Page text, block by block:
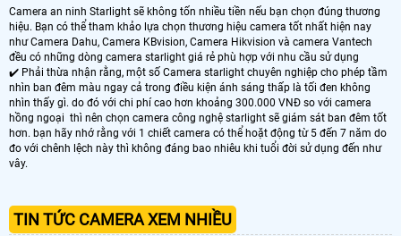
Camera an ninh Starlight sẽ không tốn nhiều tiền nếu bạn chọn đúng thương
hiệu. Bạn có thể tham khảo lựa chọn thương hiệu camera tốt nhất hiện nay
như Camera Dahu, Camera KBvision, Camera Hikvision và camera Vantech
đều có những dòng camera starlight giá rẻ phù hợp với nhu cầu sử dụng
✔️ Phải thừa nhận rằng, một số Camera starlight chuyên nghiệp cho phép tầm
nhìn ban đêm màu ngay cả trong điều kiện ánh sáng thấp là tối đen không
nhìn thấy gì. do đó với chi phí cao hơn khoảng 300.000 VNĐ so với camera
hồng ngoại thì nên chọn camera công nghệ starlight sẽ giám sát ban đêm tốt
hơn. bạn hãy nhớ rằng với 1 chiết camera có thể hoặt động từ 5 đến 7 năm do
đo với chênh lệch này thì không đáng bao nhiêu khi tuổi đời sử dụng đến như
vây.
TIN TỨC CAMERA XEM NHIỀU